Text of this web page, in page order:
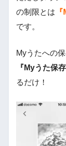
の制限とは
です。
Myうたへの
『Myうた保存
るだけ！